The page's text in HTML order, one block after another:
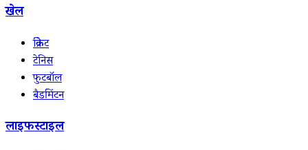
खेल
क्रिकेट
टेनिस
फुटबॉल
बैडमिंटन
लाइफस्टाइल